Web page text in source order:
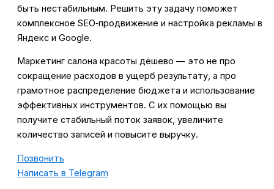
быть нестабильным. Решить эту задачу поможет
комплексное SEO‑продвижение и настройка рекламы в
Яндекс и Google.
Маркетинг салона красоты дёшево — это не про
сокращение расходов в ущерб результату, а про
грамотное распределение бюджета и использование
эффективных инструментов. С их помощью вы
получите стабильный поток заявок, увеличите
количество записей и повысите выручку.
Позвонить
Написать в Telegram